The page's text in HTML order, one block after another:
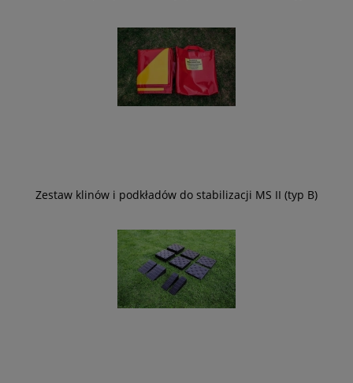
Zestaw klinów i podkładów do stabilizacji MS II (typ B)